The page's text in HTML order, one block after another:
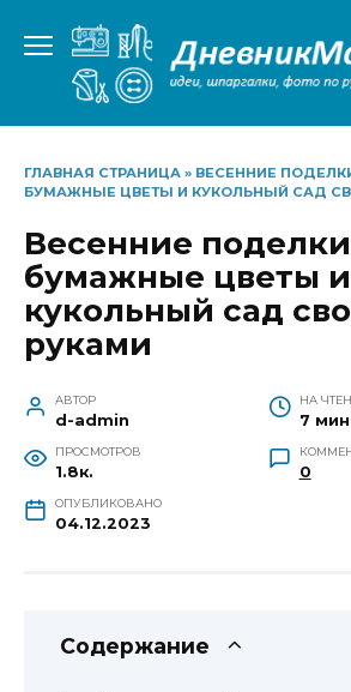
содержанию
ГЛАВНАЯ СТРАНИЦА » ВЕСЕННИЕ
БУМАЖНЫЕ ЦВЕТЫ И КУКОЛЬНЫЙ САД
Весенние
бумажные цветы и
кукольный сад
руками
АВТОР
d-admin
НА
7 мин
ПРОСМОТРОВ
1.8к. 0
ОПУБЛИКОВАНО
04.12.2023
Содержание